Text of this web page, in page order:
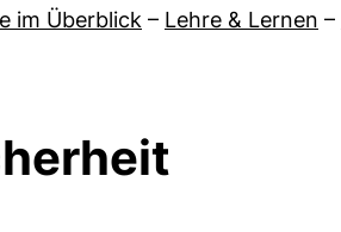
im Überblick – Lehre & Lernen –